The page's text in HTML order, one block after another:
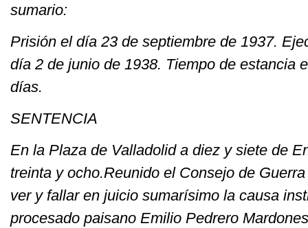
sumario:
Prisión el día 23 de septiembre de 1937.
día 2 de junio de 1938. Tiempo de estancia
días.
SENTENCIA
En la Plaza de Valladolid a diez y siete de
treinta y ocho.Reunido el Consejo de
ver y fallar en juicio sumarísimo la causa
procesado paisano Emilio Pedrero